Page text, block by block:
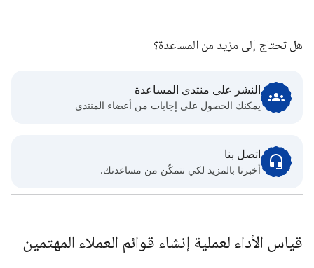
هل تحتاج إلى مزيد من المساعدة؟
النشر على منتدى المساعدة
يمكنك الحصول على إجابات من أعضاء المنتدى
اتصل بنا
أخبرنا بالمزيد لكي نتمكّن من مساعدتك.
قياس الأداء لعملية إنشاء قوائم العملاء المهتمين